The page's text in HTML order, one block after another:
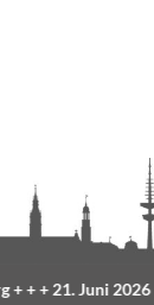
+ + +21. Juni 2026